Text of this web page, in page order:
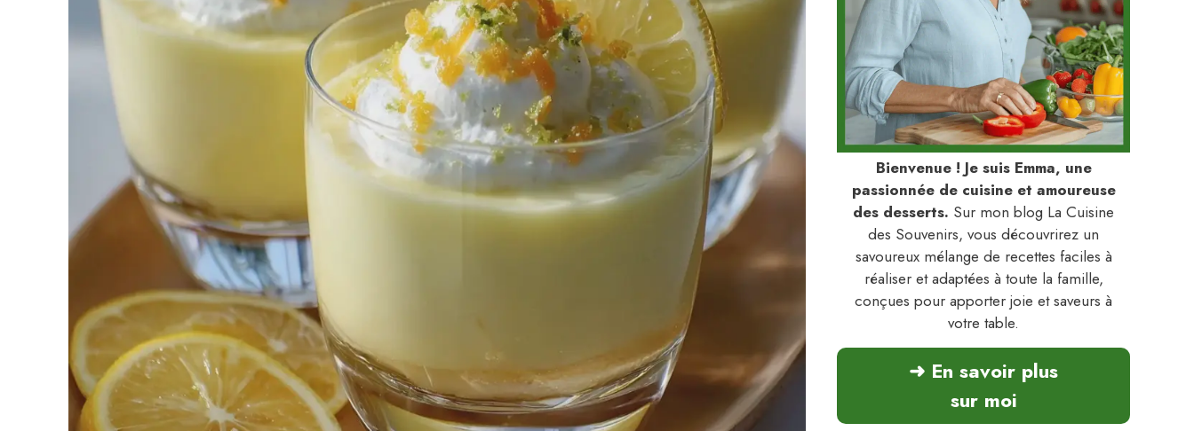
Bienvenue ! Je suis Emma, une
passionnée de cuisine et amoureuse
des desserts. Sur mon blog La Cuisine
des Souvenirs, vous découvrirez un
savoureux mélange de recettes faciles à
réaliser et adaptées à toute la famille,
conçues pour apporter joie et saveurs à
votre table.
➜ En savoir plus
sur moi